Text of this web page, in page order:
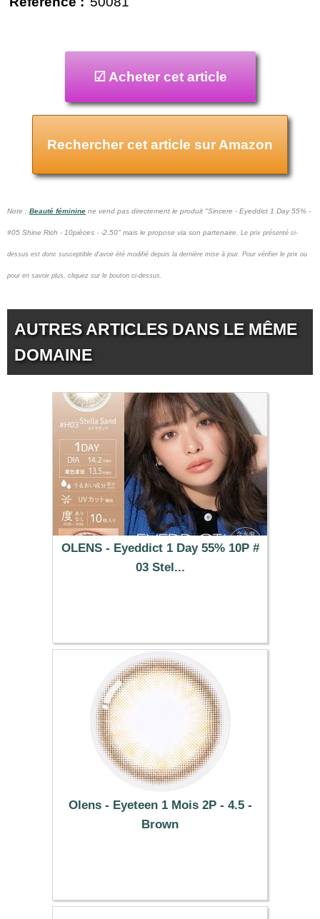
☑ Acheter cet article
Rechercher cet article sur Amazon
Note : Beauté féminine ne vend pas directement le produit "Sincere - Eyeddict 1 Day 55% -
#05 Shine Rich - 10pièces - -2.50" mais le propose via son partenaire. Le prix présenté ci-
dessus est donc susceptible d'avoir été modifié depuis la dernière mise à jour. Pour vérifier le prix ou
pour en savoir plus, cliquez sur le bouton ci-dessus.
AUTRES ARTICLES DANS LE MÊME
DOMAINE
OLENS - Eyeddict 1 Day 55% 10P #
03 Stel...
Olens - Eyeteen 1 Mois 2P - 4.5 -
Brown